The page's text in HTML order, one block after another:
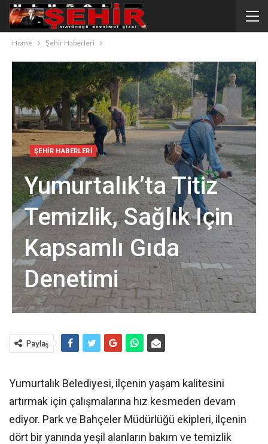
Home Şehir Haberleri
ŞEHIR HABERLERI
Yumurtalık’ta Titiz
Temizlik, Sağlık Için
Kapsamlı Gıda
Denetimi
Paylaş
Yumurtalık Belediyesi, ilçenin yaşam kalitesini
artırmak için çalışmalarına hız kesmeden devam
ediyor. Park ve Bahçeler Müdürlüğü ekipleri, ilçenin
dört bir yanında yeşil alanların bakım ve temizlik